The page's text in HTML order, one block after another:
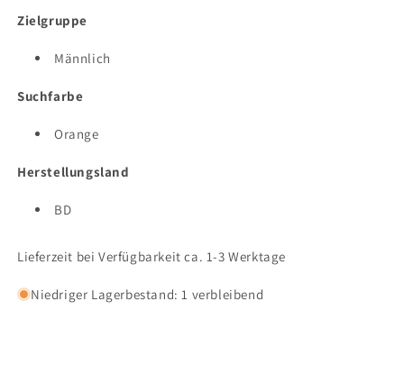
Zielgruppe
Männlich
Suchfarbe
Orange
Herstellungsland
BD
Lieferzeit bei Verfügbarkeit ca. 1-3 Werktage
Niedriger Lagerbestand: 1 verbleibend